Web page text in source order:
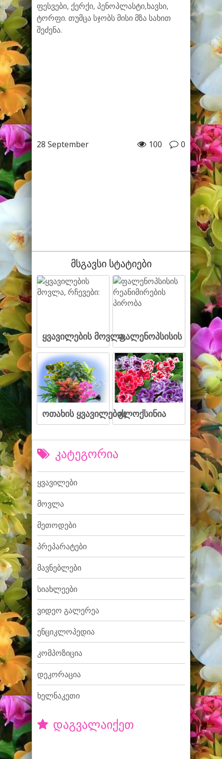
ფესვები, ქერქი, პენოპლასტი,ხავსი,
ტორფი. თუმცა სჯობს მისი მზა სახით
შეძენა.
28 September 0
100
მსგავსი სტატიები
ყვავილების მოვლა,ფალენოპსისის
ოთახის ყვავილებისგლოქსინია
კატეგორია
ყვავილები
მოვლა
მეთოდები
პრეპარატები
მავნებლები
სიახლეები
ვიდეო გალერეა
ენციკლოპედია
კომპოზიცია
დეკორაცია
ხელნაკეთი
დაგვალაიქეთ